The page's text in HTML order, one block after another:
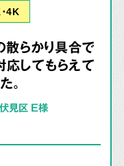
4K
らかり具合で
してもらえて
。
見区 E様